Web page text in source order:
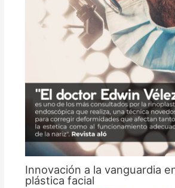
Innovación a la vanguardia
plástica facial